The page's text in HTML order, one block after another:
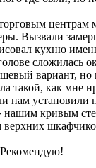
центрам
Вызвали
кухню
сложилась
вариант, но
такой, как мне
нам
нашим кривым